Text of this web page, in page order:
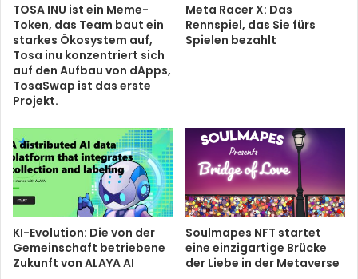
TOSA INU ist ein Meme-
Token, das Team baut ein
starkes Ökosystem auf,
Tosa inu konzentriert sich
auf den Aufbau von dApps,
TosaSwap ist das erste
Projekt.
Meta Racer X: Das
Rennspiel, das Sie fürs
Spielen bezahlt
KI-Evolution: Die von der
Gemeinschaft betriebene
Zukunft von ALAYA AI
Soulmapes NFT startet
eine einzigartige Brücke
der Liebe in der Metaverse